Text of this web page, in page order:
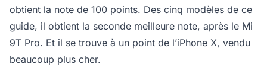
obtient la note de 100 points. Des cinq modèles de ce
guide, il obtient la seconde meilleure note, après le Mi
9T Pro. Et il se trouve à un point de l’iPhone X, vendu
beaucoup plus cher.